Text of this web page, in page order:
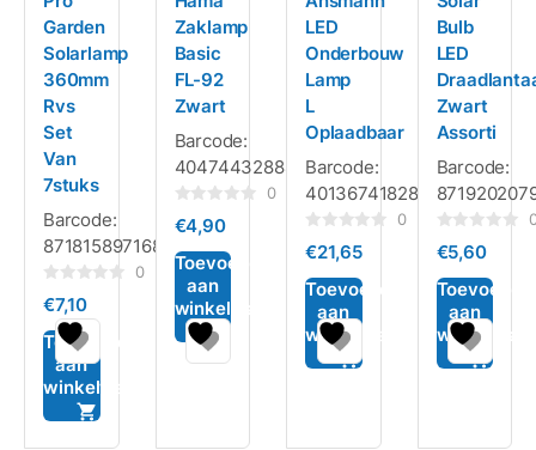
Garden
Solarlamp
360mm
Rvs
Set
Van
7stuks
Barcode:
8718158971685
0
uit
5
0
€7,10
Toevoegen
aan
winkelwagen
Zaklamp
Basic
FL-92
Zwart
Barcode:
4047443288448
0
5
0
€4,90
Toevoegen
aan
winkelwagen
LED
Onderbouw
Lamp
L
Oplaadbaar
Barcode:
4013674182831
0
5
0
€21,65
Toevoegen
aan
winkelwagen
Bulb
LED
Zwart
Assorti
Barcode:
0
5
€5,60
Toevoegen
aan